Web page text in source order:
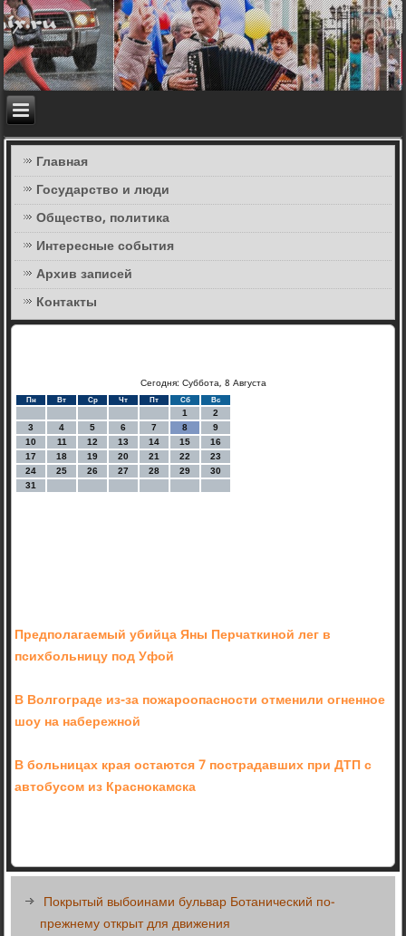
Главная
Государство и люди
Общество, политика
Интересные события
Архив записей
Контакты
Сегодня: Суббота, 8 Августа
Пн Вт Ср Чт Пт Сб Вс
1
2
3
4 5 6 7 8
9
10
11 12 13 14 15
16
17
18 19 20 21 22
23
24
25 26 27 28 29
30
31
Предполагаемый убийца Яны Перчаткиной лег в
психбольницу под Уфой
В Волгограде из-за пожароопасности отменили огненное
шоу на набережной
В больницах края остаются 7 пострадавших при ДТП с
автобусом из Краснокамска
Покрытый выбоинами бульвар Ботанический по-
прежнему открыт для движения